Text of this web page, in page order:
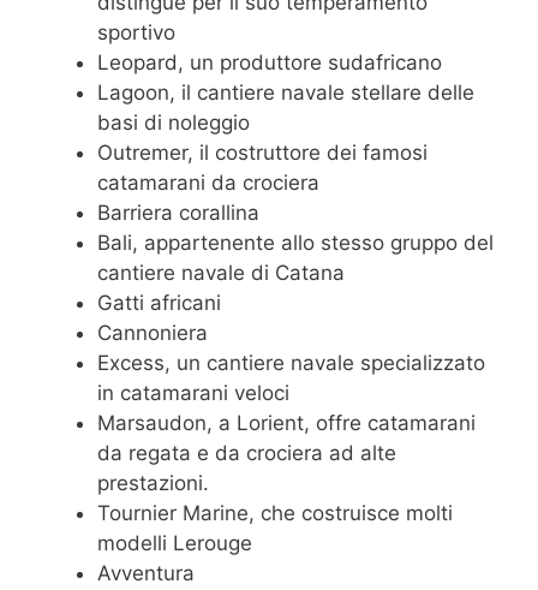
sportivo
Leopard, un produttore sudafricano
Lagoon, il cantiere navale stellare delle
basi di noleggio
Outremer, il costruttore dei famosi
catamarani da crociera
Barriera corallina
Bali, appartenente allo stesso gruppo del
cantiere navale di Catana
Gatti africani
Cannoniera
Excess, un cantiere navale specializzato
in catamarani veloci
Marsaudon, a Lorient, offre catamarani
da regata e da crociera ad alte
prestazioni.
Tournier Marine, che costruisce molti
modelli Lerouge
Avventura